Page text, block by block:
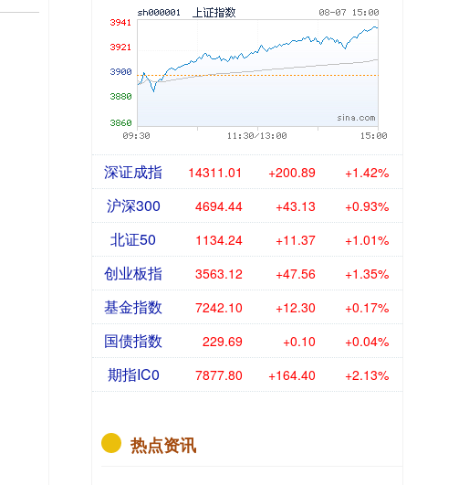
深证成指 14311.01 +200.89 +1.42%
沪深300 4694.44 +43.13 +0.93%
北证50 1134.24 +11.37 +1.01%
创业板指 3563.12 +47.56 +1.35%
基金指数 7242.10 +12.30 +0.17%
国债指数 229.69 +0.10 +0.04%
期指IC0 7877.80 +164.40 +2.13%
热点资讯